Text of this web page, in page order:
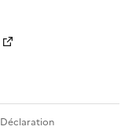
Déclaration